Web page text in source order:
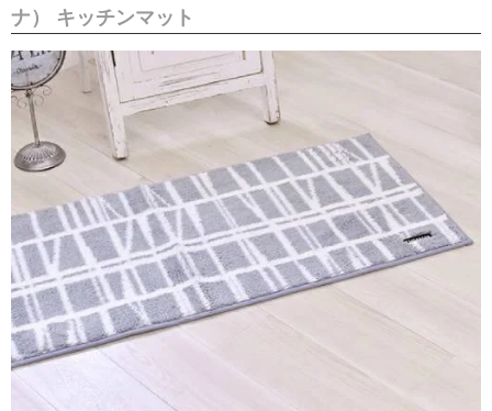
ナ） キッチンマット